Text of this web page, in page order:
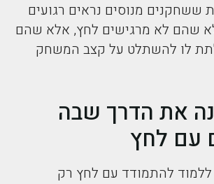
ששחקנים מנוסים נראים רגועים
שהם לא מרגישים לחץ, אלא שהם
לו להשתלט על קצב המשחק
את הדרך שבה
עם לחץ
להתמודד עם לחץ רק